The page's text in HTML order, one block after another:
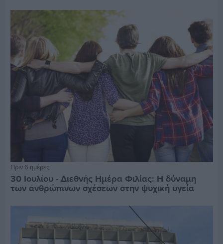
Πριν 6 ημέρες
30 Ιουλίου - Διεθνής Ημέρα Φιλίας: Η δύναμη
των ανθρώπινων σχέσεων στην ψυχική υγεία